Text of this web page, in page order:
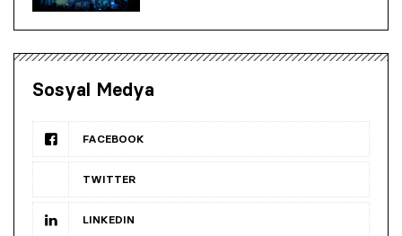
Sosyal Medya
FACEBOOK
TWITTER
LINKEDIN